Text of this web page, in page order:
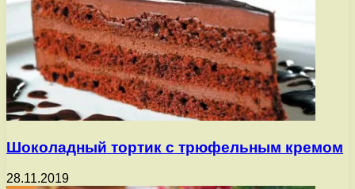
Шоколадный тортик с трюфельным кремом
28.11.2019